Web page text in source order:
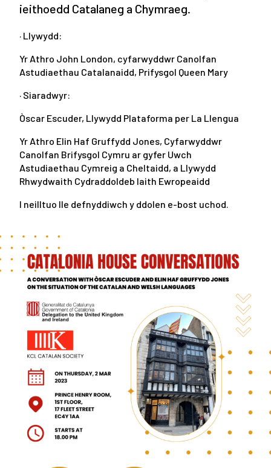
ieithoedd Catalaneg a Chymraeg.
· Llywydd:
Yr Athro John London, cyfarwyddwr Canolfan
Astudiaethau Catalanaidd, Prifysgol Queen Mary
· Siaradwyr:
Òscar Escuder, Llywydd Plataforma per La Llengua
Yr Athro Elin Haf Gruffydd Jones, Cyfarwyddwr
Canolfan Brifysgol Cymru ar gyfer Uwch
Astudiaethau Cymreig a Cheltaidd, a Llywydd
Rhwydwaith Cydraddoldeb Iaith Ewropeaidd
I neilltuo lle defnyddiwch y ddolen e-bost uchod.